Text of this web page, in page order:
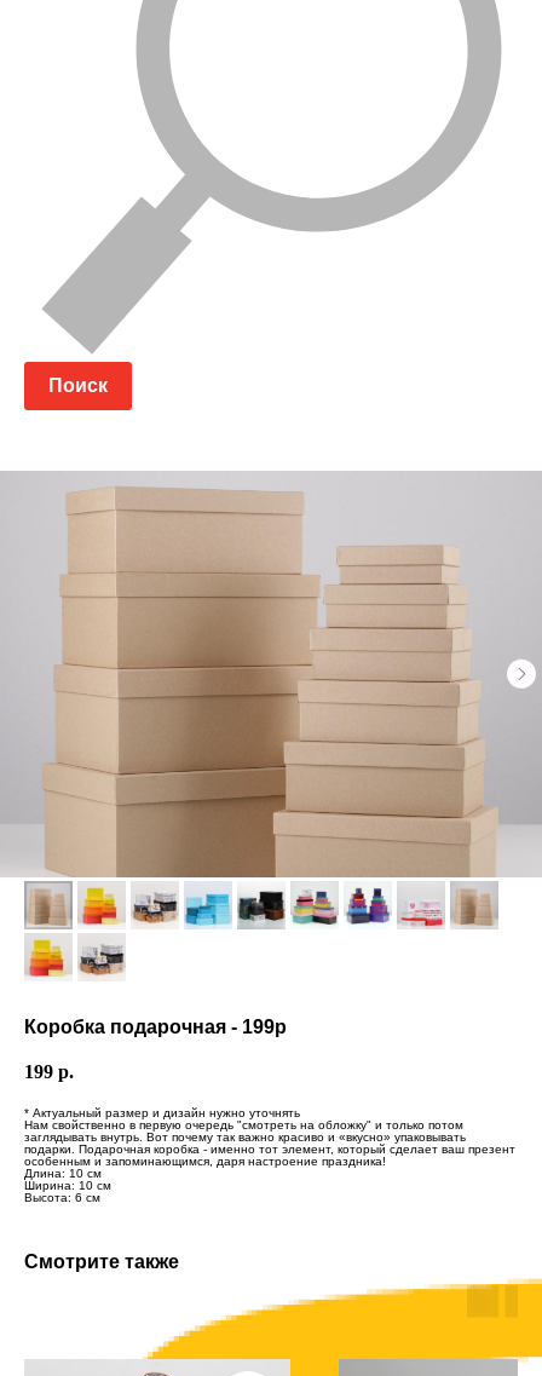
Поиск
Коробка подарочная - 199р
199 р.
* Актуальный размер и дизайн нужно уточнять
Нам свойственно в первую очередь "смотреть на обложку" и только потом
заглядывать внутрь. Вот почему так важно красиво и «вкусно» упаковывать
подарки. Подарочная коробка - именно тот элемент, который сделает ваш презент
особенным и запоминающимся, даря настроение праздника!
Длина: 10 см
Ширина: 10 см
Высота: 6 см
Смотрите также